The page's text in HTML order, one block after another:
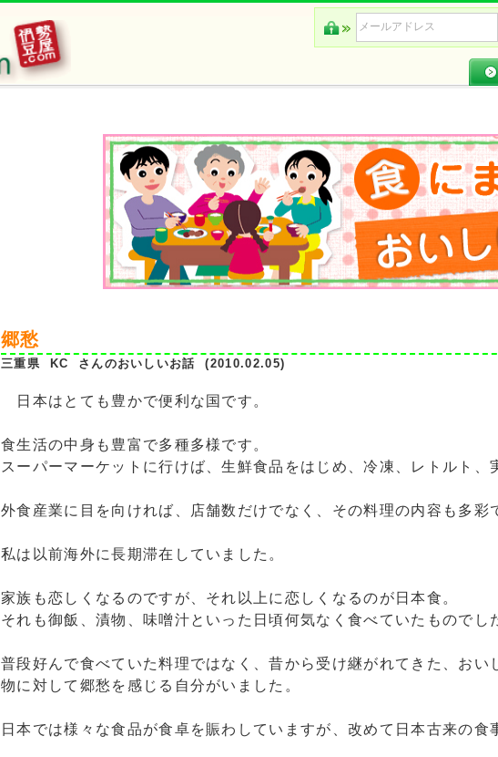
郷愁
三重県 KC さんのおいしいお話 (2010.02.05)
日本はとても豊かで便利な国です。
食生活の中身も豊富で多種多様です。
スーパーマーケットに行けば、生鮮食品をはじめ、冷凍、レトルト、
外食産業に目を向ければ、店舗数だけでなく、その料理の内容も多彩
私は以前海外に長期滞在していました。
家族も恋しくなるのですが、それ以上に恋しくなるのが日本食。
それも御飯、漬物、味噌汁といった日頃何気なく食べていたものでし
普段好んで食べていた料理ではなく、昔から受け継がれてきた、お
物に対して郷愁を感じる自分がいました。
日本では様々な食品が食卓を賑わしていますが、改めて日本古来の食